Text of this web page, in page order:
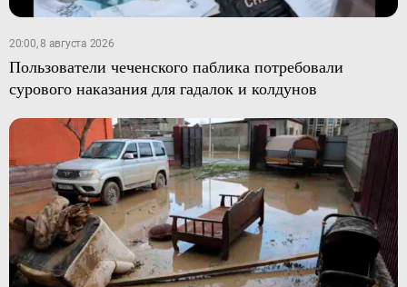
20:00, 8 августа 2026
Пользователи чеченского паблика потребовали
сурового наказания для гадалок и колдунов